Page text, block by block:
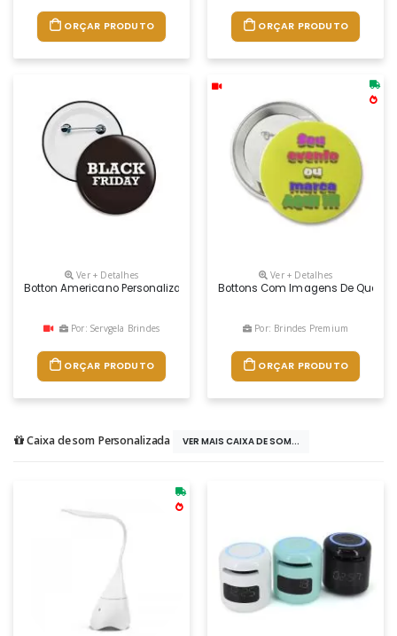
ORÇAR PRODUTO ORÇAR PRODUTO
Ver + Detalhes
Botton Americano Personalizado, No Tamanho De 35mm, Em Metal
Por: Servgela Brindes
ORÇAR PRODUTO
Ver + Detalhes
Bottons Com Imagens De
Por: Brindes Premium
ORÇAR PRODUTO
Caixa de som Personalizada VER MAIS CAIXA DE SOM...